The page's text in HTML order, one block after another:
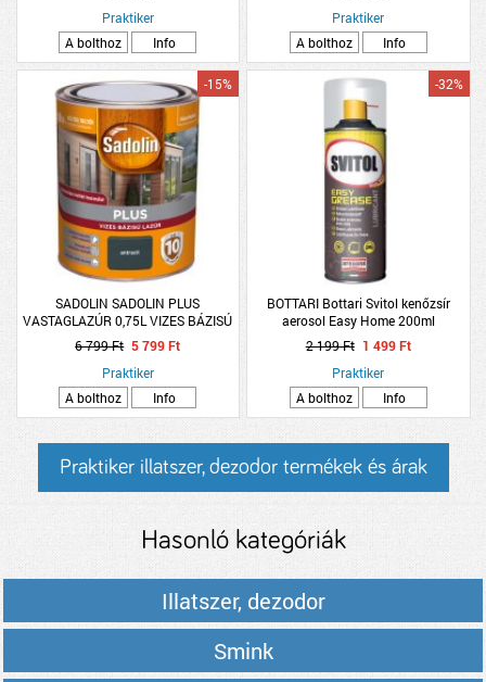
Praktiker
A bolthoz
Info
Praktiker
A bolthoz
Info
SADOLIN SADOLIN PLUS
VASTAGLAZÚR 0,75L VIZES BÁZISÚ
ANTRACIT
-15%
6 799 Ft 5 799 Ft
Praktiker
A bolthoz
Info
BOTTARI Bottari Svitol kenőzsír
aerosol Easy Home 200ml
-32%
2 199 Ft 1 499 Ft
Praktiker
A bolthoz
Info
Praktiker illatszer, dezodor termékek és árak
Hasonló kategóriák
Illatszer, dezodor
Smink